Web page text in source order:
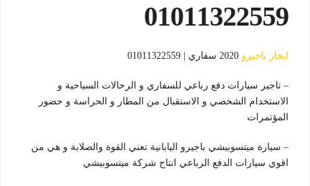
01011322559
ايجار باجيرو
– تاجير سيارات دفع رباعي للسفاري و الرحالات السياحية و
الاستخدام الشخصي و الاستقبال من المطار و الحراسة و حضور
المؤتمرات
– سيارة ميتسوبيشي باجيرو اليابانية تعني القوة والصلابة و هي من
اقوي سيارات الدفع الرباعي انتاج شركة ميتسوبيشي